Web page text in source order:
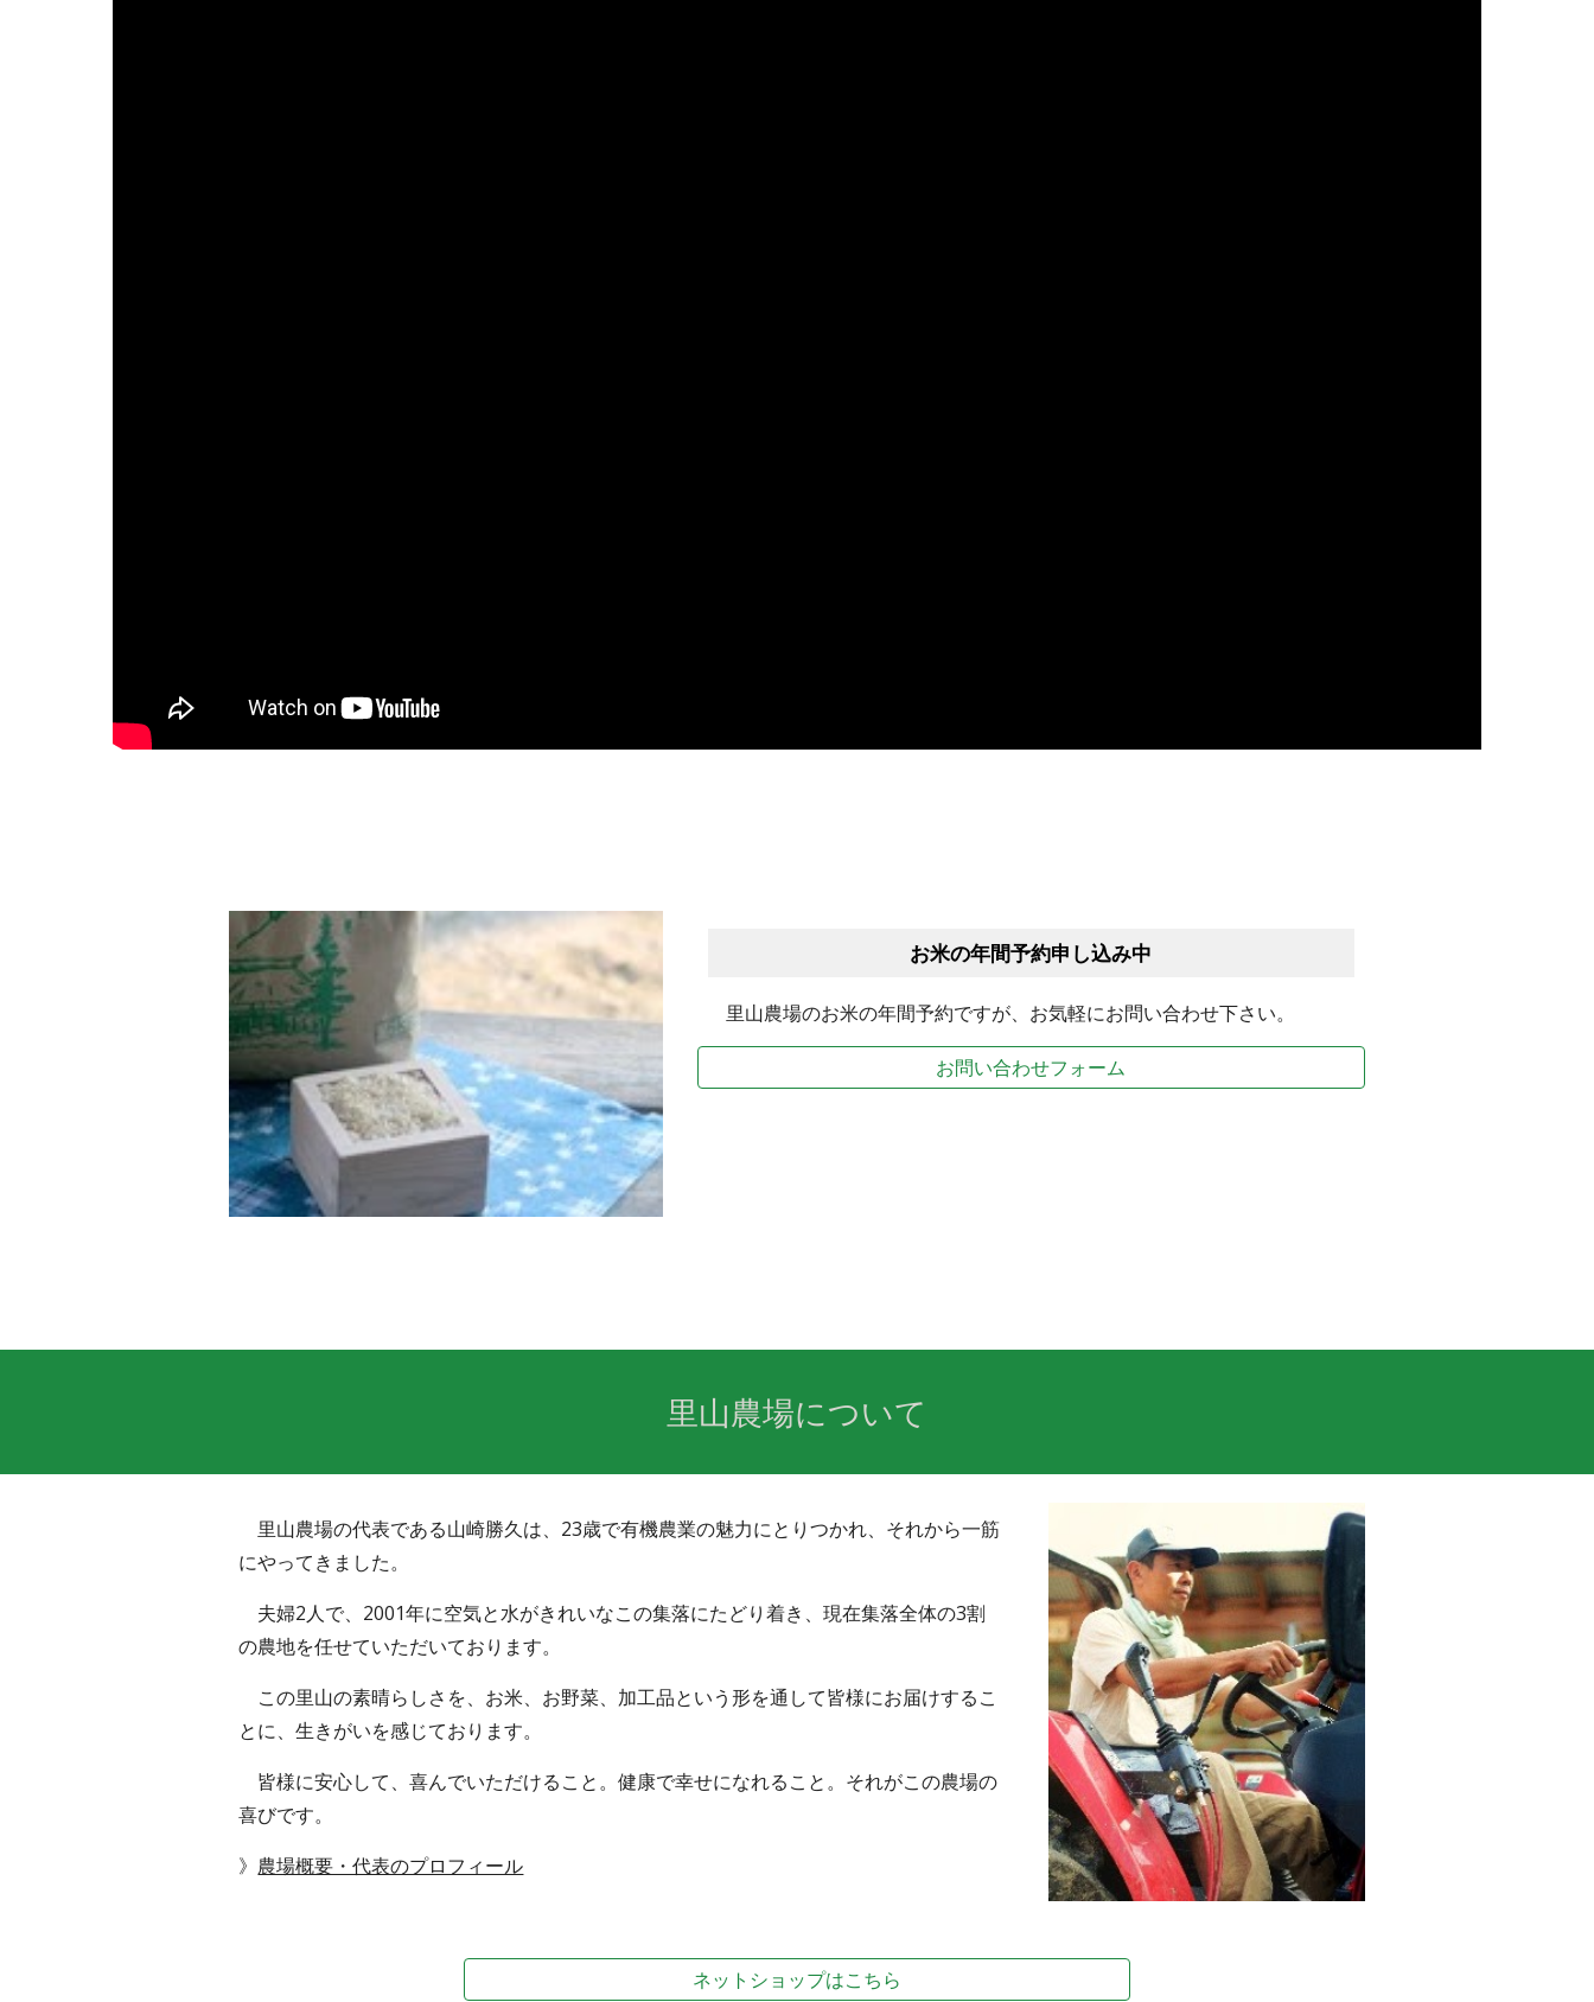
お米の年間予約申し込み中
里山農場のお米の年間予約ですが、お気軽にお問い合わせ下さい。
お問い合わせフォーム
里山農場について
里山農場の代表である山崎勝久は、23歳で有機農業の魅力にとりつかれ、それから一筋
にやってきました。
夫婦2人で、2001年に空気と水がきれいなこの集落にたどり着き、現在集落全体の3割
の農地を任せていただいております。
この里山の素晴らしさを、お米、お野菜、加工品という形を通して皆様にお届けするこ
とに、生きがいを感じております。
皆様に安心して、喜んでいただけること。健康で幸せになれること。それがこの農場の
喜びです。
》 農場概要・代表のプロフィール
ネットショップはこちら